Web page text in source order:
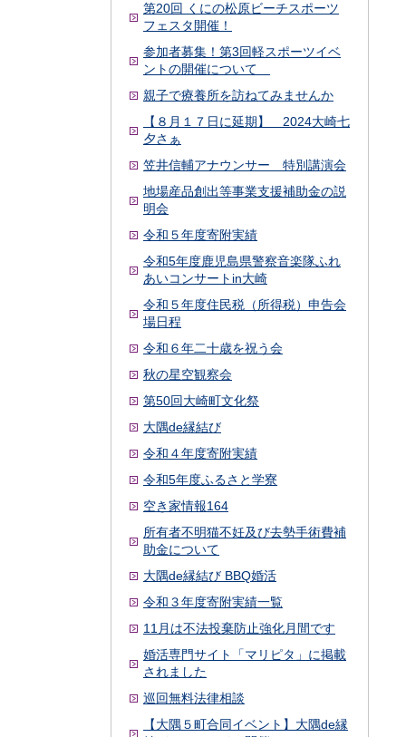
第20回 くにの松原ビーチスポーツ
フェスタ開催！
参加者募集！第3回軽スポーツイベ
ントの開催について
親子で療養所を訪ねてみませんか
【８月１７日に延期】 2024大崎七
夕さぁ
笠井信輔アナウンサー 特別講演会
地場産品創出等事業支援補助金の説
明会
令和５年度寄附実績
令和5年度鹿児島県警察音楽隊ふれ
あいコンサートin大崎
令和５年度住民税（所得税）申告会
場日程
令和６年二十歳を祝う会
秋の星空観察会
第50回大崎町文化祭
大隅de縁結び
令和４年度寄附実績
令和5年度ふるさと学寮
空き家情報164
所有者不明猫不妊及び去勢手術費補
助金について
大隅de縁結び BBQ婚活
令和３年度寄附実績一覧
11月は不法投棄防止強化月間です
婚活専門サイト「マリピタ」に掲載
されました
巡回無料法律相談
【大隅５町合同イベント】大隅de縁